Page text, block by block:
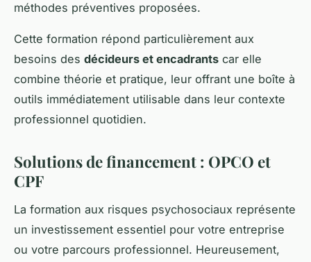
méthodes préventives proposées.
Cette formation répond particulièrement aux
besoins des décideurs et encadrants car elle
combine théorie et pratique, leur offrant une boîte à
outils immédiatement utilisable dans leur contexte
professionnel quotidien.
Solutions de financement : OPCO et
CPF
La formation aux risques psychosociaux représente
un investissement essentiel pour votre entreprise
ou votre parcours professionnel. Heureusement,